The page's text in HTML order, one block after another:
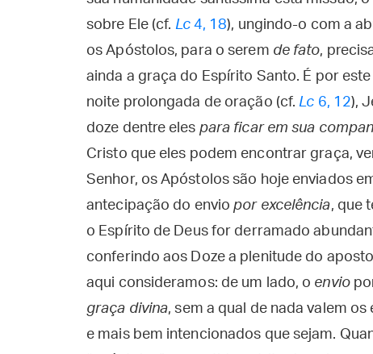
sobre Ele (cf. Lc4, 18), ungindo-o com a
os Apóstolos, para o serem de fato,
ainda a graça do Espírito Santo. É por
noite prolongada de oração (cf.Lc 6, 12),
doze dentre eles para ficar em sua
Cristo que eles podem encontrar graça,
Senhor, os Apóstolos são hoje enviados
antecipação do enviopor excelência, que
o Espírito de Deus for derramado
conferindo aos Doze a plenitude do
aqui consideramos: de um lado, o envio
graça divina, sem a qual de nada valem
e mais bem intencionados que sejam.